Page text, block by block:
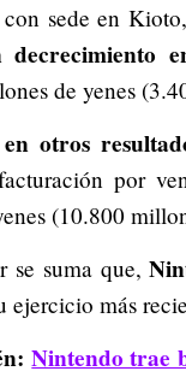
con sede en
decrecimiento
de yenes
en otros
por
(10.800
se suma que,
ejercicio más
Nintendo trae